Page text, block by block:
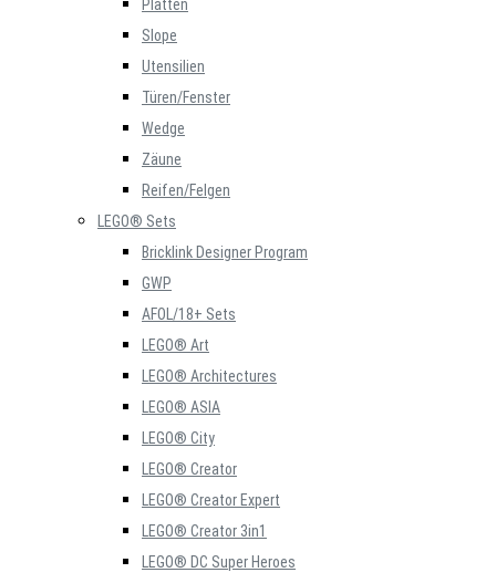
Platten
Slope
Utensilien
Türen/Fenster
Wedge
Zäune
Reifen/Felgen
LEGO® Sets
Bricklink Designer Program
GWP
AFOL/18+ Sets
LEGO® Art
LEGO® Architectures
LEGO® ASIA
LEGO® City
LEGO® Creator
LEGO® Creator Expert
LEGO® Creator 3in1
LEGO® DC Super Heroes